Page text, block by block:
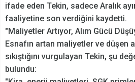
ifade eden Tekin, sadece Aralık
faaliyetine son verdiğini kaydetti.
"Maliyetler Artıyor, Alım Gücü
Esnafın artan maliyetler ve düşen
sıkıştığını vurgulayan Tekin, şu
bulundu: